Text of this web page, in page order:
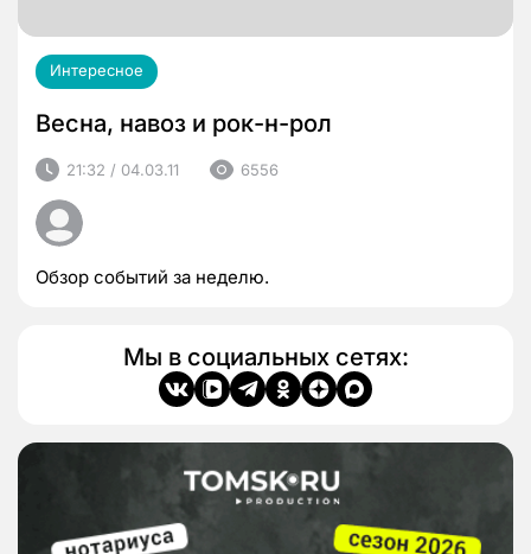
Интересное
Весна, навоз и рок-н-рол
21:32 / 04.03.11 6556
Обзор событий за неделю.
Мы в социальных сетях: